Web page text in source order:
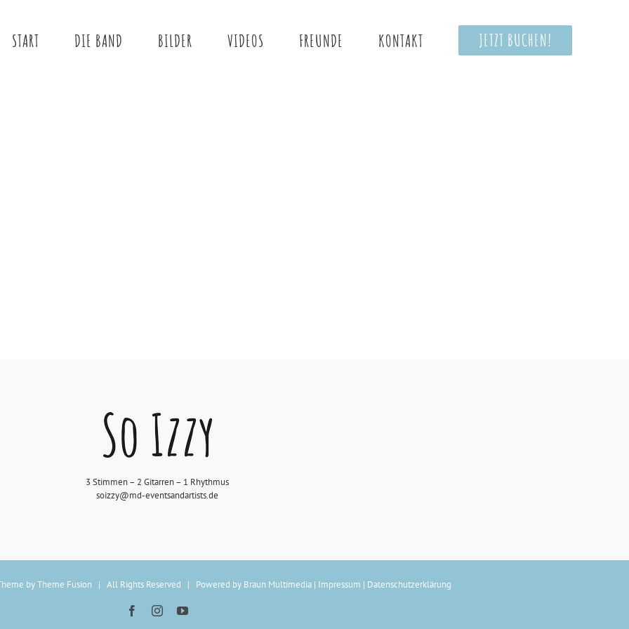
START DIE BAND BILDER VIDEOS FREUNDE KONTAKT JETZT BUCHEN!
3 Stimmen – 2 Gitarren – 1 Rhythmus
soizzy@md-eventsandartists.de
byTheme Fusion | All Rights Reserved | Powered by Braun Multimedia | Impressum | Datenschutzerklärung
FacebookInstagramYouTube